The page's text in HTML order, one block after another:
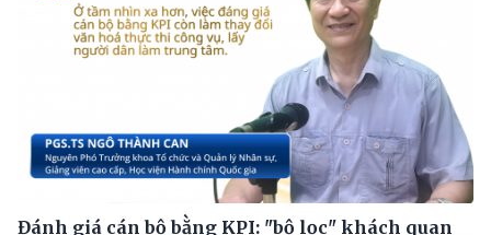
Đánh giá cán bộ bằng KPI: "bộ lọc" khách quan